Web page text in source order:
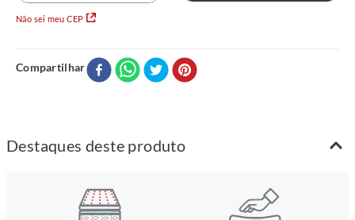
Não sei meu CEP
Compartilhar
Destaques deste produto